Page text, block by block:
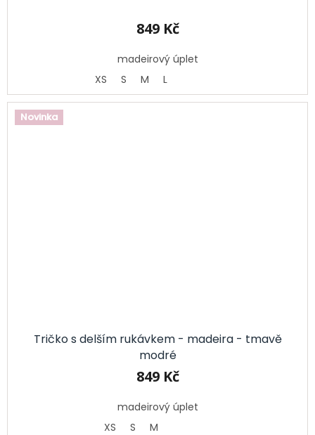
849 Kč
madeirový úplet
XS
S M L
Novinka
Tričko s delším rukávkem - madeira - tmavě
modré
849 Kč
madeirový úplet
XS
S M